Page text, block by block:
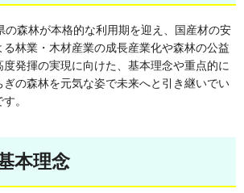
森林が本格的な利用期を迎え、国産材の安
林業・木材産業の成長産業化や森林の公益
発揮の実現に向けた、基本理念や重点的に
の森林を元気な姿で未来へと引き継いでい
。
本理念